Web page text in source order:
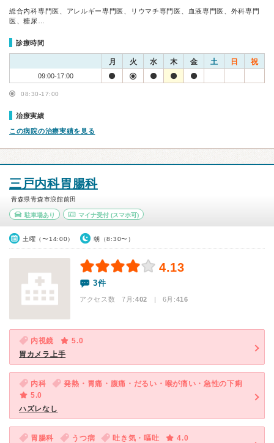
総合内科専門医、アレルギー専門医、リウマチ専門医、血液専門医、外科専門
医、糖尿…
診療時間
月 火 水 木 金 土 日 祝
09:00-17:00
08:30-17:00
治療実績
この病院の治療実績を見る
三戸内科胃腸科
青森県青森市浪館前田
駐車場あり マイナ受付(スマホ可)
土曜（〜14:00） 朝（8:30〜）
4.13
3件
アクセス数 7月:402 | 6月:416
内視鏡
5.0
胃カメラ上手
内科
発熱・胃痛・腹痛・だるい・喉が痛い・急性の下痢
5.0
ハズレなし
胃腸科 うつ病 吐き気・嘔吐
4.0